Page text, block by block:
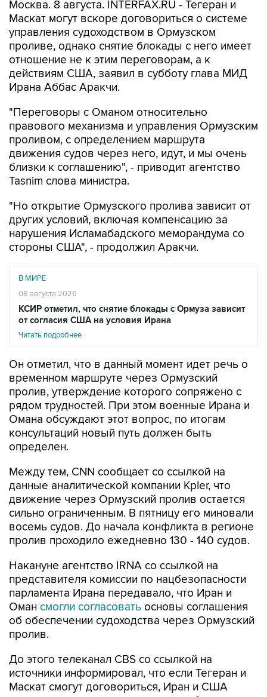
управления судоходством в Ормузском
проливе, однако снятие блокады с него имеет
отношение не к этим переговорам, а к
действиям США, заявил в субботу глава МИД
Ирана Аббас Аракчи.
"Переговоры с Оманом относительно
проливом, с определением маршрута
движения судов через него, идут, и мы очень
близки к соглашению", - приводит агентство
Tasnim слова министра.
"Но открытие Ормузского пролива зависит от
нарушения Исламабадского меморандума со
стороны США", - продолжил Аракчи.
В МИРЕ
КСИР отметил, что снятие блокады с Ормуза зависит
от согласия США на условия Ирана
Читать подробнее
Он отметил, что в данный момент идет речь о
пролив, утверждение которого сопряжено с
рядом трудностей. При этом военные Ирана и
Омана обсуждают этот вопрос, по итогам
консультаций новый путь должен быть
определен.
Между тем, CNN сообщает со ссылкой на
движение через Ормузский пролив остается
сильно ограниченным. В пятницу его миновали
восемь судов. До начала конфликта в регионе
пролив проходило ежедневно 130 - 140 судов.
Накануне агентство IRNA со ссылкой на
парламента Ирана передавало, что Иран и
Омансмогли согласовать основы соглашения
об обеспечении судоходства через Ормузский
пролив.
До этого телеканал CBS со ссылкой на
Маскат смогут договориться, Иран и США
вернутся за стол переговоров с соблюдением
условий июньского меморандума о